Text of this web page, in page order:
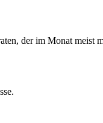
der im Monat